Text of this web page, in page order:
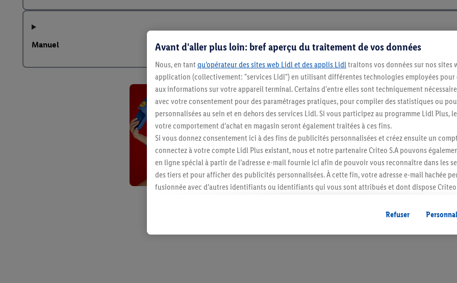
Manuel
Restez au
Abonnez-vous à la newsletter
S'abonner
Avant d'aller plus loin: bref aperçu du traitement de vos données
Nous, en tant qu’opérateur des sites web Lidl et des applis Lidl traitons vos données sur nos sites
application (collectivement: "services Lidl") en utilisant différentes technologies employées pour
aux informations sur votre appareil terminal. Certains d'entre elles sont techniquement
avec votre consentement pour des paramétrages pratiques, pour compiler des statistiques ou
personnalisées au sein et en dehors des services Lidl. Si vous participez au programme Lidl Plus,
votre comportement d’achat en magasin seront également traitées à ces fins.
Si vous donnez consentement ici à des fins de publicités personnalisées et créez ensuite un
connectez à votre compte Lidl Plus existant, nous et notre partenaire Criteo S.A pouvons
en ligne spécial à partir de l’adresse e-mail fournie ici afin de pouvoir vous reconnaître dans les
des tiers et pour afficher des publicités personnalisées. À cette fin, votre adresse e-mail hachée
fusionnée avec d’autres identifiants ou identifiants qui vous sont attribués et dont dispose Criteo
vous avez montré de l’intérêt (par exemple en plaçant le produit dans un panier d’un webshop
l’achat) peuvent également être affichées sur plusieurs apppareils et plusieurs services de Lidl si
plusieurs services de Lidl peuvent vous être attribués en utilisant votre adresse e-mail hachée et,
Refuser